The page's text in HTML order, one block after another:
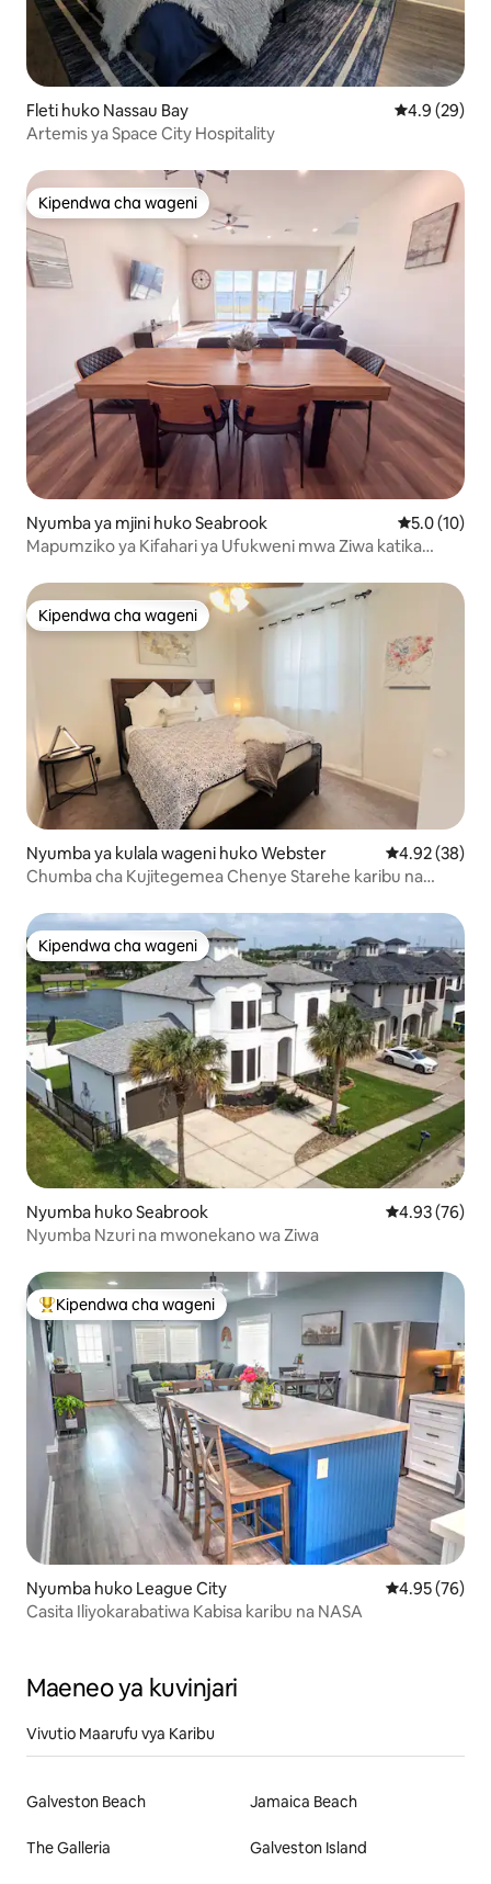
Fleti huko Nassau Bay Ukadiriaji
4.9 (29)
Artemis ya Space City Hospitality
Kipendwa cha wageni
Kipendwa cha wageni
Nyumba ya mjini huko Seabrook Ukadiriaji
5.0 (10)
Mapumziko ya Kifahari ya Ufukweni mwa Ziwa katika
Kipendwa cha wageni
Kipendwa cha wageni
Nyumba ya kulala wageni huko Webster Ukadiriaji wa
4.92 (38)
Chumba cha Kujitegemea Chenye Starehe karibu na
Kipendwa cha wageni
Kipendwa cha wageni
Nyumba huko Seabrook Ukadiriaji wa
4.93 (76)
Nyumba Nzuri na mwonekano wa Ziwa
Kipendwa maarufu cha wageni
Kipendwa cha wageni
Nyumba huko League City Ukadiriaji wa
4.95 (76)
Casita Iliyokarabatiwa Kabisa karibu na NASA
Maeneo ya kuvinjari
Vivutio Maarufu vya Karibu
Galveston Beach Jamaica Beach
The Galleria Galveston Island